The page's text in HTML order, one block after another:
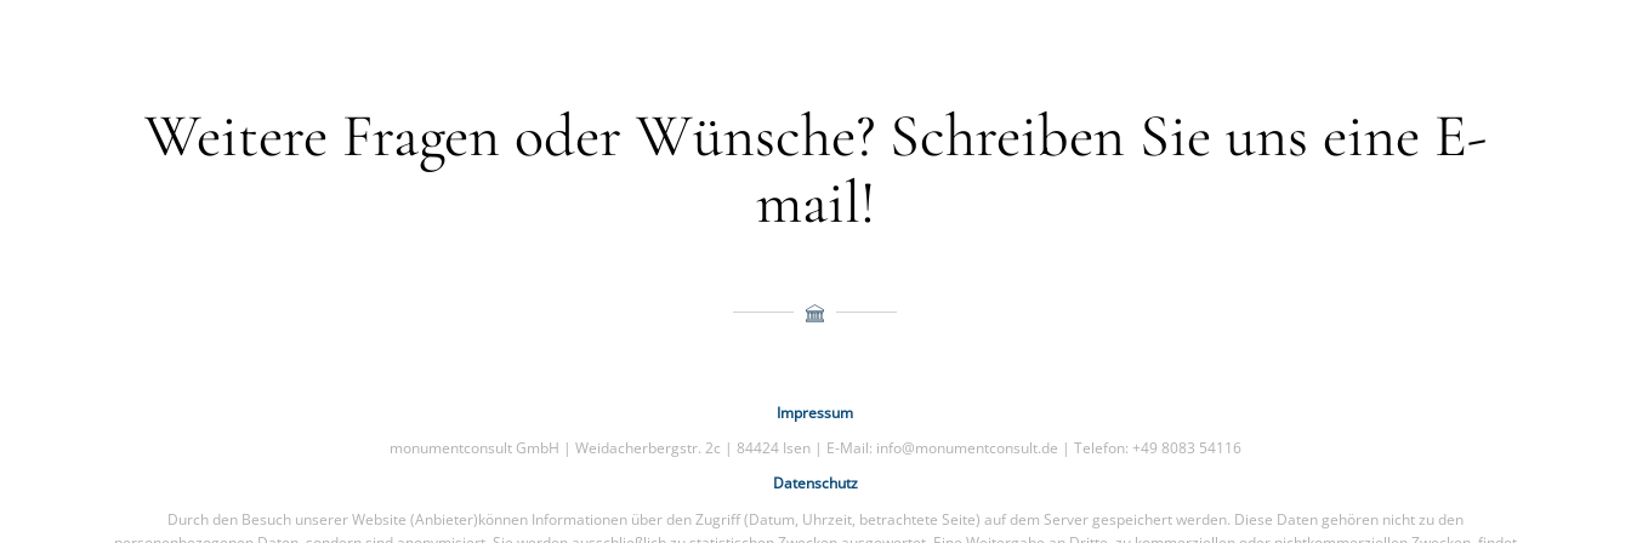
Weitere Fragen oder Wünsche? Schreiben Sie uns eine E-
mail!
Impressum
monumentconsult GmbH | Weidacherbergstr. 2c | 84424 Isen | E-Mail: info@monumentconsult.de | Telefon: +49 8083 54116
Datenschutz
Durch den Besuch unserer Website (Anbieter)können Informationen über den Zugriff (Datum, Uhrzeit, betrachtete Seite) auf dem Server gespeichert werden. Diese Daten gehören nicht zu den